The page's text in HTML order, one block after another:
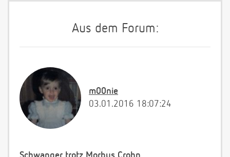
Aus dem Forum:
m00nie
03.01.2016 18:07:24